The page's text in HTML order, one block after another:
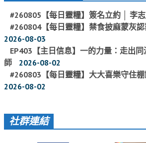
活動影音_2014年
活動影音_2013年
社區愛加倍
愛加倍協會介紹
課後陪讀班資訊
#260805【每日靈糧】簽名立約 │ 李
#260804【每日靈糧】禁食披麻蒙灰
2026-08-03
EP403【主日信息】一的力量：走出
師
2026-08-02
#260803【每日靈糧】大大喜樂守住
2026-08-02
社群連結